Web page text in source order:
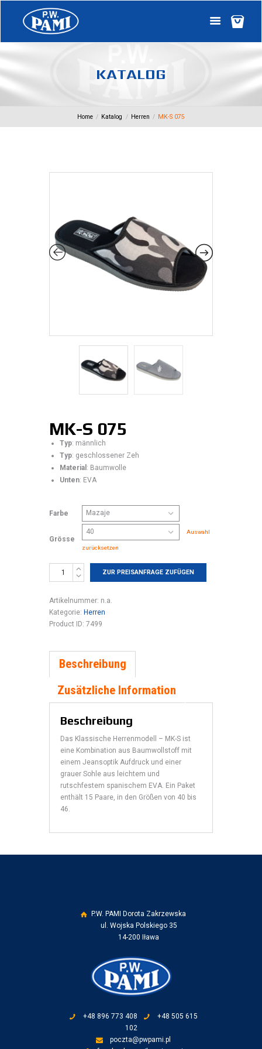
KATALOG
Home Katalog Herren MK-S 075
MK-S 075
Typ: männlich
Typ: geschlossener Zeh
Material : Baumwolle
Unten: EVA
Farbe
Grösse
Auswahl
zurücksetzen
S
Menge
ZUR PREISANFRAGE ZUFÜGEN
Artikelnummer: n.a.
Kategorie: Herren
Product ID: 7499
Beschreibung
Zusätzliche Information
Beschreibung
Das Klassische Herrenmodell – MK-S ist
eine Kombination aus Baumwollstoff mit
einem Jeansoptik Aufdruck und einer
grauer Sohle aus leichtem und
rutschfestem spanischem EVA. Ein Paket
enthält 15 Paare, in den Größen von 40 bis
46.
P.W. PAMI Dorota Zakrzewska
ul. Wojska Polskiego 35
14-200 Iława
+48 896 773 408
+48 505 615
102
poczta@pwpami.pl